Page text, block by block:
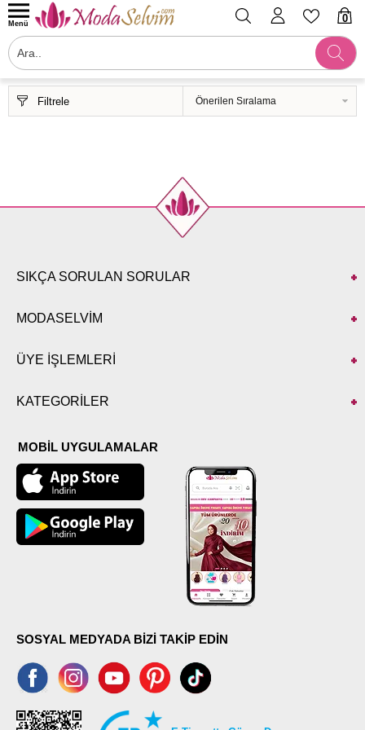
0
Menü
Filtrele
SIKÇA SORULAN SORULAR
MODASELVİM
ÜYE İŞLEMLERİ
KATEGORİLER
MOBİL UYGULAMALAR
SOSYAL MEDYADA BİZİ TAKİP EDİN